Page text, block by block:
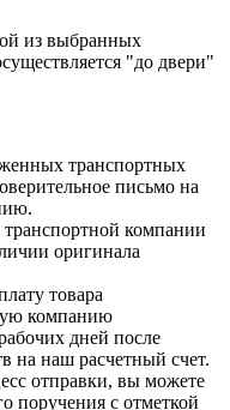
из выбранных
"до двери"
транспортных
письмо на
транспортной компании
оригинала
товара
компанию
дней после
на наш расчетный счет.
отправки, вы можете
поручения с отметкой